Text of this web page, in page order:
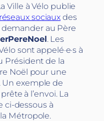
Ville à Vélo publie
sociaux des
au Père
. Les
sont appelé·e·s à
Président de la
Noël pour une
Un exemple de
prête à l’envoi. La
ci-dessous à
Métropole.